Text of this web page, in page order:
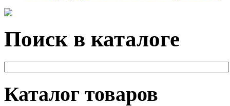
Поиск в каталоге
Каталог товаров